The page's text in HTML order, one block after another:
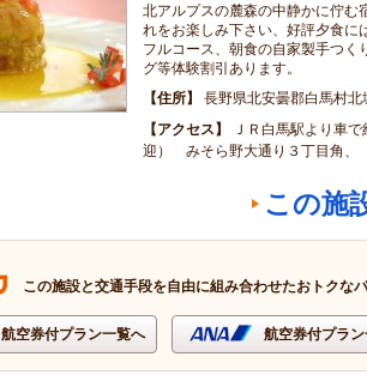
北アルプスの麓森の中静かに佇む
れをお楽しみ下さい、好評夕食に
フルコース、朝食の自家製手つく
グ等体験割引あります。
住所
長野県北安曇郡白馬村
アクセス
ＪＲ白馬駅より車
迎） みそら野大通り３丁目角、
この施
この施設と交通手段を自由に組み合わせたおトクな
航空券付プラン一覧へ 航空券付プラ